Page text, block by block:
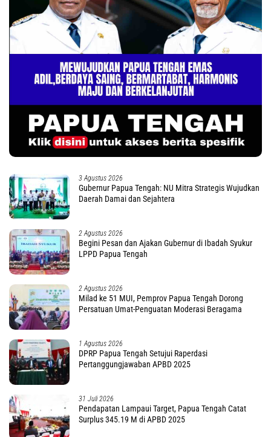
3 Agustus 2026
Gubernur Papua Tengah: NU Mitra Strategis Wujudkan
Daerah Damai dan Sejahtera
2 Agustus 2026
Begini Pesan dan Ajakan Gubernur di Ibadah Syukur
LPPD Papua Tengah
2 Agustus 2026
Milad ke 51 MUI, Pemprov Papua Tengah Dorong
Persatuan Umat-Penguatan Moderasi Beragama
1 Agustus 2026
DPRP Papua Tengah Setujui Raperdasi
Pertanggungjawaban APBD 2025
31 Juli 2026
Pendapatan Lampaui Target, Papua Tengah Catat
Surplus 345.19 M di APBD 2025